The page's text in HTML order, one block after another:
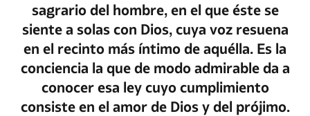
sagrario del hombre, en el que éste se
siente a solas con Dios, cuya voz resuena
en el recinto más íntimo de aquélla. Es la
conciencia la que de modo admirable da a
conocer esa ley cuyo cumplimiento
consiste en el amor de Dios y del prójimo.